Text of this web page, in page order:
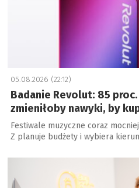
05.08.2026 (22:12)
Badanie Revolut: 85
zmieniłoby nawyki, by
Festiwale muzyczne coraz
Z planuje budżety i wybiera
a